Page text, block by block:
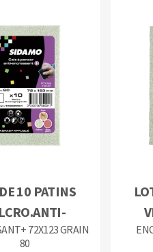
10 PATINS
72X123 GRAIN
80